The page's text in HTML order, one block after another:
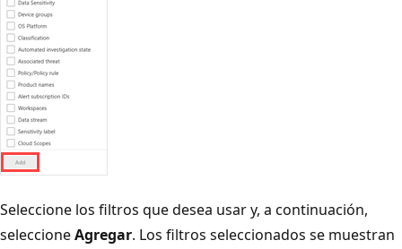
Seleccione los filtros que desea usar y, a continuación,
seleccioneAgregar. Los filtros seleccionados se muestran